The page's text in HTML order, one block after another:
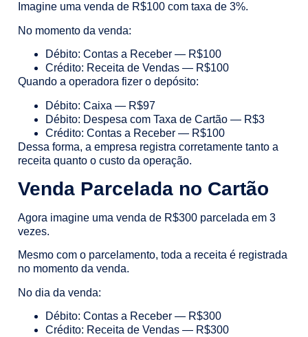
Imagine uma venda de R$100 com taxa de 3%.
No momento da venda:
Débito: Contas a Receber — R$100
Crédito: Receita de Vendas — R$100
Quando a operadora fizer o depósito:
Débito: Caixa — R$97
Débito: Despesa com Taxa de Cartão — R$3
Crédito: Contas a Receber — R$100
Dessa forma, a empresa registra corretamente tanto a
receita quanto o custo da operação.
Venda Parcelada no Cartão
Agora imagine uma venda de R$300 parcelada em 3
vezes.
Mesmo com o parcelamento, toda a receita é registrada
no momento da venda.
No dia da venda:
Débito: Contas a Receber — R$300
Crédito: Receita de Vendas — R$300